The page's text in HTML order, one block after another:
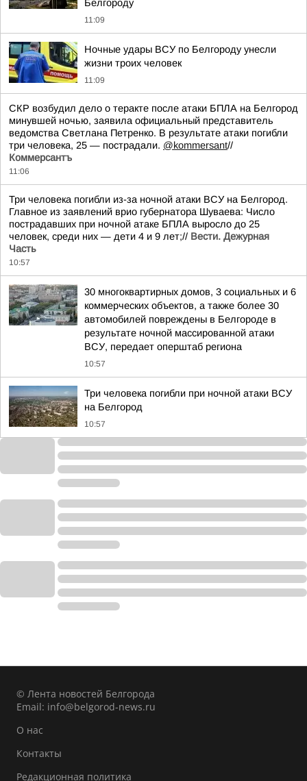
Белгороду
11:09
Ночные удары ВСУ по Белгороду унесли
жизни троих человек
11:09
СКР возбудил дело о теракте после атаки БПЛА на Белгород
минувшей ночью, заявила официальный представитель
ведомства Светлана Петренко. В результате атаки погибли
три человека, 25 — пострадали. @kommersant//
Коммерсантъ
11:06
Три человека погибли из-за ночной атаки ВСУ на Белгород.
Главное из заявлений врио губернатора Шуваева: Число
пострадавших при ночной атаке БПЛА выросло до 25
человек, среди них — дети 4 и 9 лет;// Вести. Дежурная
Часть
10:57
30 многоквартирных домов, 3 социальных и 6
коммерческих объектов, а также более 30
автомобилей повреждены в Белгороде в
результате ночной массированной атаки
ВСУ, передает оперштаб региона
10:57
Три человека погибли при ночной атаки ВСУ
на Белгород
10:57
© Лента новостей Белгорода
Email: info@belgorod-news.ru
О нас
Контакты
Редакционная политика